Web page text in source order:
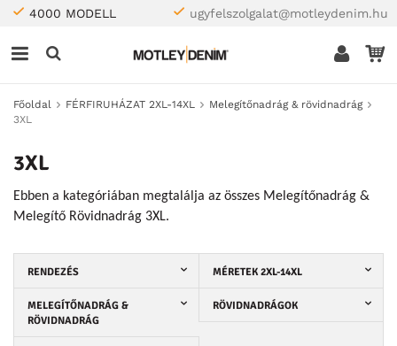
4000 MODELL ugyfelszolgalat@motleydenim.hu
Főoldal FÉRFIRUHÁZAT 2XL-14XL
Melegítőnadrág & rövidnadrág
3XL
3XL
Ebben a kategóriában megtalálja az összes Melegítőnadrág &
Melegítő Rövidnadrág 3XL.
RENDEZÉS MÉRETEK 2XL-14XL
MELEGÍTŐNADRÁG &
RÖVIDNADRÁG
RÖVIDNADRÁGOK